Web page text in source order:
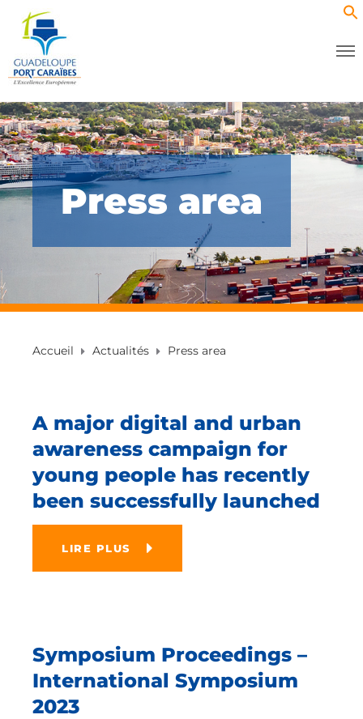
Press area
Accueil Actualités Press area
A major digital and urban
awareness campaign for
young people has recently
been successfully launched
LIRE PLUS
Symposium Proceedings –
International Symposium
2023